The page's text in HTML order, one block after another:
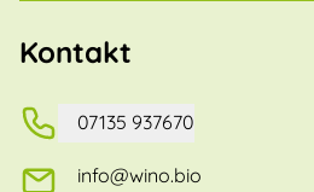
Kontakt
07135 937670
info@wino.bio